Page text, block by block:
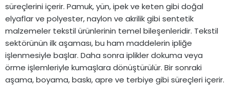
süreçlerini içerir. Pamuk, yün, ipek ve keten gibi doğal
elyaflar ve polyester, naylon ve akrilik gibi sentetik
malzemeler tekstil ürünlerinin temel bileşenleridir. Tekstil
sektörünün ilk aşaması, bu ham maddelerin ipliğe
işlenmesiyle başlar. Daha sonra iplikler dokuma veya
örme işlemleriyle kumaşlara dönüştürülür. Bir sonraki
aşama, boyama, baskı, apre ve terbiye gibi süreçleri içerir.